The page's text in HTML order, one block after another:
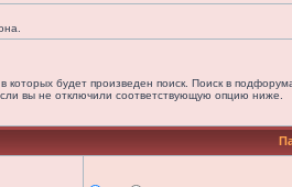
будет произведен поиск. Поиск в
вы не отключили соответствующую опцию ниже.